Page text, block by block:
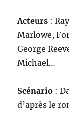
Acteurs :
Marlowe,
George
Michael…
Scénario :
d’après le